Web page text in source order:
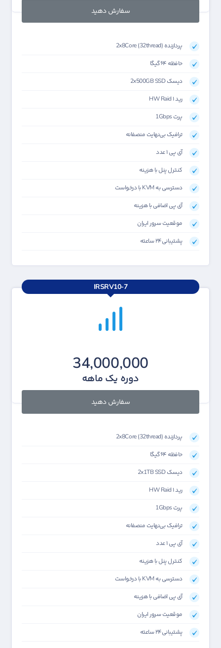
سفارش دهید
پردازنده 2x8Core (32thread)
حافظه ۶۴گیگا
دیسک 2x500GB SSD
رید HW Raid ۱
پرت 1Gbps
ترافیک بی‌نهایت منصفانه
آی پی ۱ عدد
کنترل پنل با هزینه
دسترسی به KVM با درخواست
آی پی اضافی با هزینه
موقعیت سرور ایران
پشتیبانی۲۴ ساعته
IRSRV10-7
34,000,000
دوره یک ماهه
سفارش دهید
پردازنده 2x8Core (32thread)
حافظه ۶۴گیگا
دیسک 2x1TB SSD
رید HW Raid ۱
پرت 1Gbps
ترافیک بی‌نهایت منصفانه
آی پی ۱ عدد
کنترل پنل با هزینه
دسترسی به KVM با درخواست
آی پی اضافی با هزینه
موقعیت سرور ایران
پشتیبانی۲۴ ساعته